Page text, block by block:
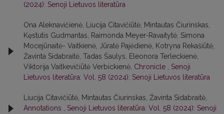
(2024): Senoji Lietuvos literatūra
Ona Aleknavičienė, Liucija Citavičiūtė, Mintautas Čiurinskas,
Kęstutis Gudmantas, Raimonda Meyer-Ravaitytė, Simona
Mocejūnaitė- Vaitkienė, Jūratė Pajėdienė, Kotryna Rekašiūtė,
Žavinta Sidabraitė, Tadas Šaulys, Eleonora Terleckienė,
Viktorija Vaitkevičiūtė Verbickienė, Chronicle , Senoji
Lietuvos literatūra: Vol. 58 (2024): Senoji Lietuvos literatūra
Liucija Citavičiūtė, Mintautas Čiurinskas, Žavinta Sidabraitė,
Annotations , Senoji Lietuvos literatūra: Vol. 58 (2024): Senoji